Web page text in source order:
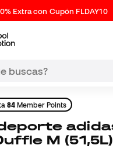
Extra con Cupón FLDAY10
84 Member Points
M (51,5L)